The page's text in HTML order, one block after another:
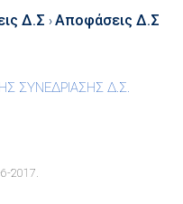
Δ.Σ ›Αποφάσεις Δ.Σ
ΣΥΝΕΔΡΙΑΣΗΣ Δ.Σ.
2017.